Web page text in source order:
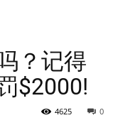
？记得
$2000!
0
4625